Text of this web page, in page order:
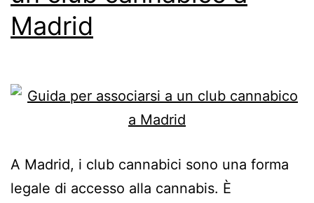
Madrid
A Madrid, i club cannabici sono una forma
legale di accesso alla cannabis. È